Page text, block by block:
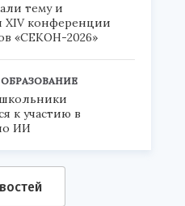
тему и
XIV конференции
«СЕКОН-2026»
ОБРАЗОВАНИЕ
к участию в
ИИ